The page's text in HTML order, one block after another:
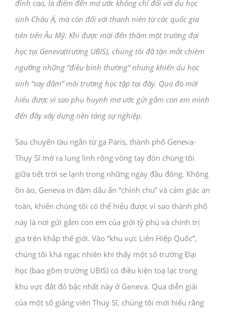
đỉnh cao, là điểm đến mơ ước không chỉ đối với du học
sinh Châu Á, mà còn đối với thanh niên từ các quốc gia
tiên tiến Âu Mỹ. Khi được mời đến thăm một trường đại
học tại Geneva(trường UBIS), chúng tôi đã tận mắt chiêm
ngưỡng những “điều bình thường” nhưng khiến du học
sinh “say đắm” môi trường học tập tại đây. Qua đó mới
hiểu được vì sao phụ huynh mơ ước gửi gắm con em mình
đến đây xây dựng nền tảng sự nghiệp.
Sau chuyến tàu ngắn từ ga Paris, thành phố Geneva-
Thụy Sĩ mở ra lung linh rộng vòng tay đón chúng tôi
giữa tiết trời se lạnh trong những ngày đầu đông. Không
ồn ào, Geneva in đậm dấu ấn “chỉnh chu” và cảm giác an
toàn, khiến chúng tôi có thể hiểu được vì sao thành phố
này là nơi gửi gắm con em của giới tỷ phú và chính trị
gia trên khắp thế giới. Vào “khu vực Liên Hiệp Quốc”,
chúng tôi khá ngạc nhiên khi thấy một số trường Đại
học (bao gồm trường UBIS) có điều kiện toạ lạc trong
khu vực đắt đỏ bậc nhất này ở Geneva. Qua diễn giải
của một số giảng viên Thuỵ Sĩ, chúng tôi mới hiểu rằng